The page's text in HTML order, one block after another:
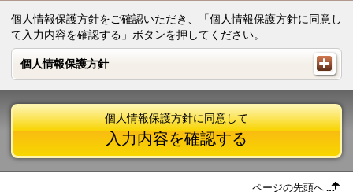
個人情報保護方針をご確認いただき、「個人情報保護方針に同意し
て入力内容を確認する」ボタンを押してください。
個人情報保護方針
個人情報保護方針
個人情報保護方針に同意して
入力内容を確認する
ページの先頭へ